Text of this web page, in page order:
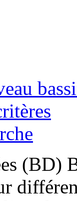
(BD)